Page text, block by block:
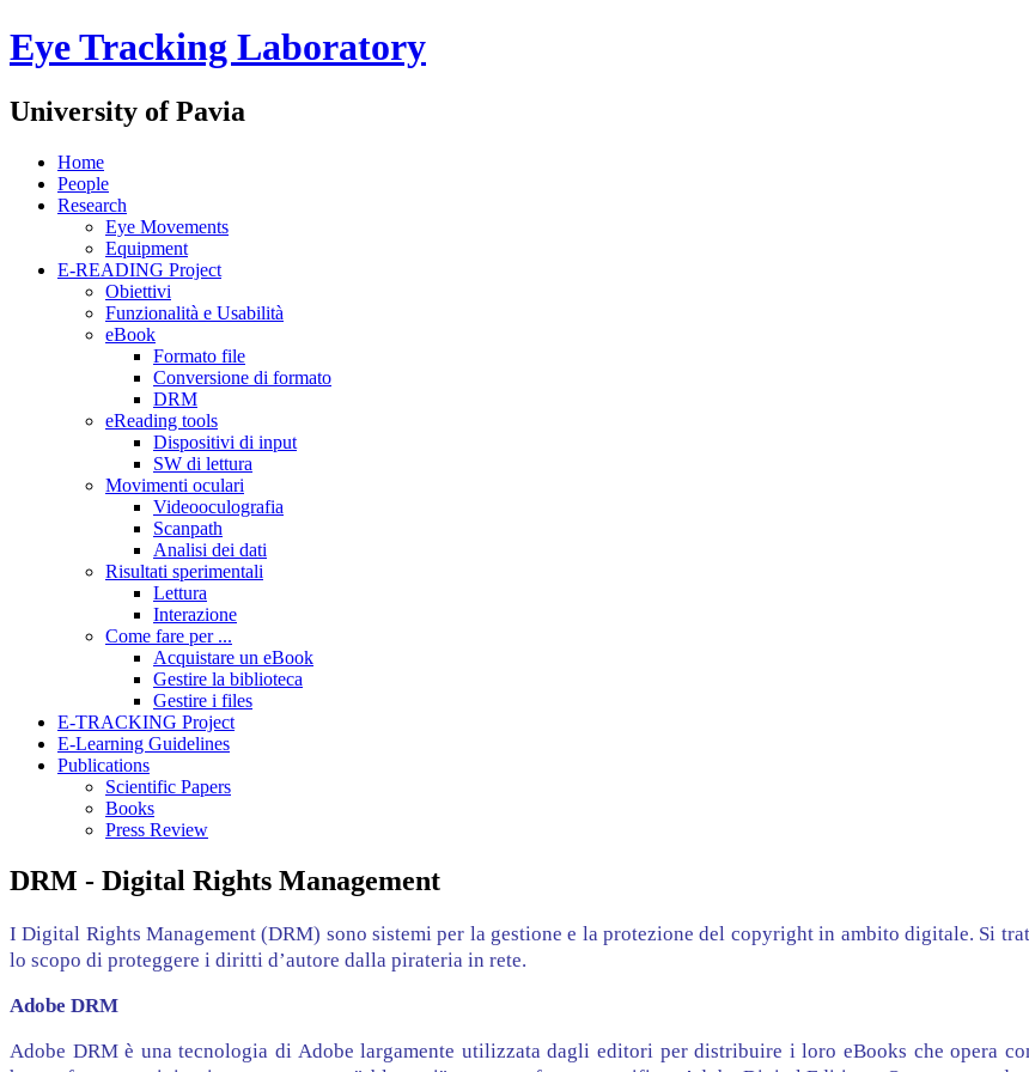
Eye Tracking Laboratory
University of Pavia
Home
People
Research
Eye Movements
Equipment
E-READING Project
Obiettivi
Funzionalità e Usabilità
eBook
Formato file
Conversione di formato
DRM
eReading tools
Dispositivi di input
SW di lettura
Movimenti oculari
Videooculografia
Scanpath
Analisi dei dati
Risultati sperimentali
Lettura
Interazione
Come fare per ...
Acquistare un eBook
Gestire la biblioteca
Gestire i files
E-TRACKING Project
E-Learning Guidelines
Publications
Scientific Papers
Books
Press Review
DRM - Digital Rights Management
I Digital Rights Management (DRM) sono sistemi per la gestione e la protezione del copyright in ambito digitale. Si
lo scopo di proteggere i diritti d’autore dalla pirateria in rete.
Adobe DRM
Adobe DRM è una tecnologia di Adobe largamente utilizzata dagli editori per distribuire i loro eBooks che opera